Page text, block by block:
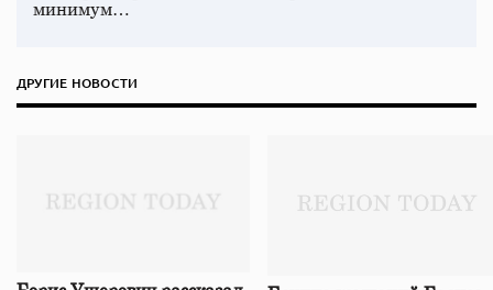
минимум…
ДРУГИЕ НОВОСТИ